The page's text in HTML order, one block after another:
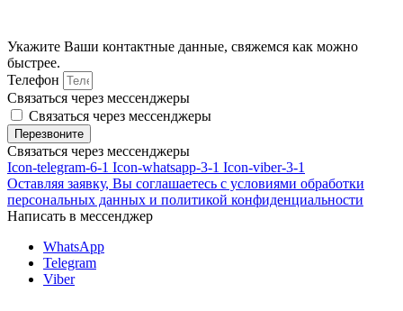
Укажите Ваши контактные данные, свяжемся как можно
быстрее.
Телефон
Связаться через мессенджеры
Связаться через мессенджеры
Перезвоните
Связаться через мессенджеры
Icon-telegram-6-1 Icon-whatsapp-3-1 Icon-viber-3-1
Оставляя заявку, Вы соглашаетесь с условиями обработки
персональных данных и политикой конфиденциальности
Написать в мессенджер
WhatsApp
Telegram
Viber